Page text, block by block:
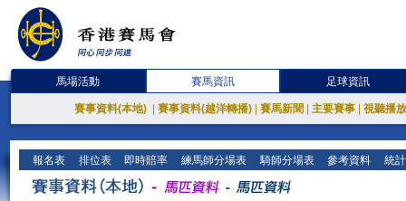
馬場活動 賽馬資訊 足球資訊
賽事資料(本地) 賽事資料(越洋轉播) 賽馬新聞 主要賽事 視聽播
報名表 排位表 即時賠率 練馬師分場表 騎師分場表 參考資料 統